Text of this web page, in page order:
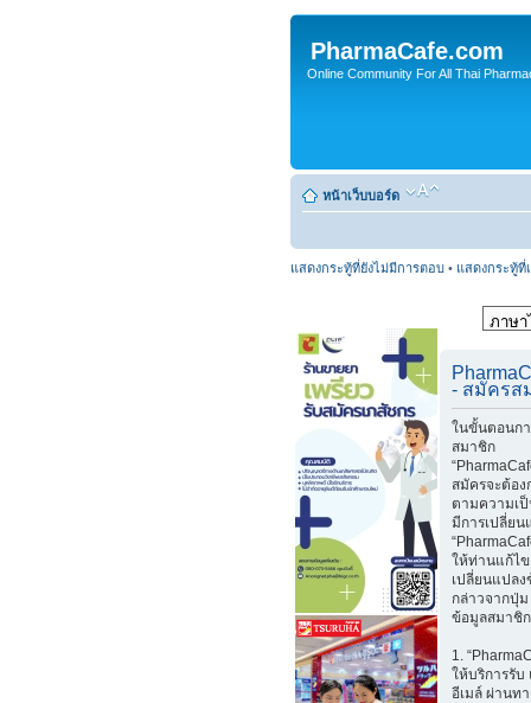
PharmaCafe.com
Online Community For All Thai
หน้าเว็บบอร์ด
แสดงกระทู้ที่ยังไม่มีการตอบ • แสดงกระทู้ที่
- สมัครส
ในขั้นตอนก
สมาชิก
สมัครจะต้อ
ตามความเ
มีการเปลี่ยน
ให้ท่านแก้ไข
เปลี่ยนแปล
กล่าวจากปุ่
ข้อมูลสมาชิ
1.
ให้บริการรับ
อีเมล์ ผ่านท